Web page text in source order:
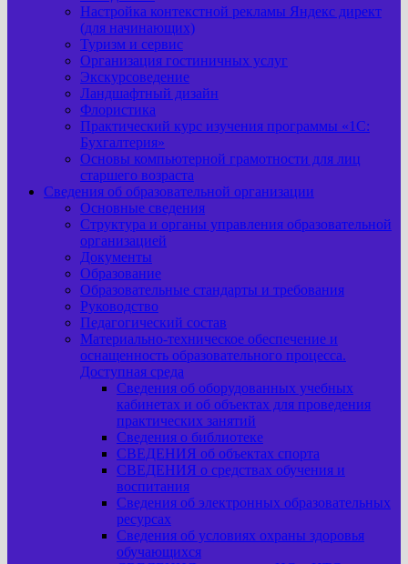
Настройка контекстной рекламы Яндекс директ
(для начинающих)
Туризм и сервис
Организация гостиничных услуг
Экскурсоведение
Ландшафтный дизайн
Флористика
Практический курс изучения программы «1С:
Бухгалтерия»
Основы компьютерной грамотности для лиц
старшего возраста
Сведения об образовательной организации
Основные сведения
Структура и органы управления образовательной
организацией
Документы
Образование
Образовательные стандарты и требования
Руководство
Педагогический состав
Материально-техническое обеспечение и
оснащенность образовательного процесса.
Доступная среда
Сведения об оборудованных учебных
кабинетах и об объектах для проведения
практических занятий
Сведения о библиотеке
СВЕДЕНИЯ об объектах спорта
СВЕДЕНИЯ о средствах обучения и
воспитания
Сведения об электронных образовательных
ресурсах
Сведения об условиях охраны здоровья
обучающихся